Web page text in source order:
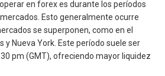
en forex es durante los períodos
Esto generalmente ocurre
se superponen, como en el
y Nueva York. Este período suele ser
pm (GMT), ofreciendo mayor liquidez